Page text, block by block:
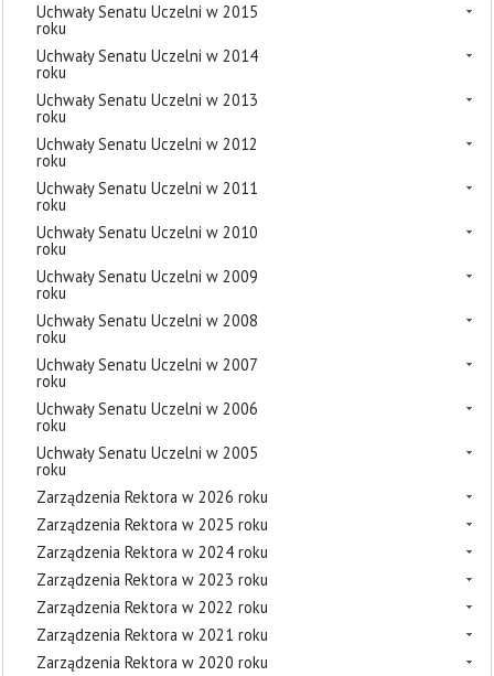
Uchwały Senatu Uczelni w 2015
roku
Uchwały Senatu Uczelni w 2014
roku
Uchwały Senatu Uczelni w 2013
roku
Uchwały Senatu Uczelni w 2012
roku
Uchwały Senatu Uczelni w 2011
roku
Uchwały Senatu Uczelni w 2010
roku
Uchwały Senatu Uczelni w 2009
roku
Uchwały Senatu Uczelni w 2008
roku
Uchwały Senatu Uczelni w 2007
roku
Uchwały Senatu Uczelni w 2006
roku
Uchwały Senatu Uczelni w 2005
roku
Zarządzenia Rektora w 2026 roku
Zarządzenia Rektora w 2025 roku
Zarządzenia Rektora w 2024 roku
Zarządzenia Rektora w 2023 roku
Zarządzenia Rektora w 2022 roku
Zarządzenia Rektora w 2021 roku
Zarządzenia Rektora w 2020 roku